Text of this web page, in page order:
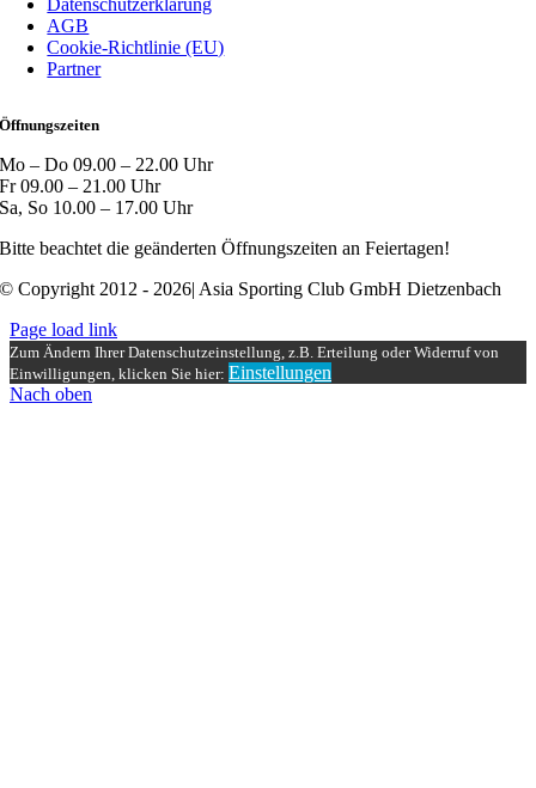
Datenschutzerklärung
AGB
Cookie-Richtlinie (EU)
Partner
Öffnungszeiten
Mo – Do 09.00 – 22.00 Uhr
Fr 09.00 – 21.00 Uhr
Sa, So 10.00 – 17.00 Uhr
Bitte beachtet die geänderten Öffnungszeiten an Feiertagen!
© Copyright 2012 - 2026| Asia Sporting Club GmbH Dietzenbach
Page load link
Zum Ändern Ihrer Datenschutzeinstellung, z.B. Erteilung oder Widerruf von
Einwilligungen, klicken Sie hier: Einstellungen
Nach oben